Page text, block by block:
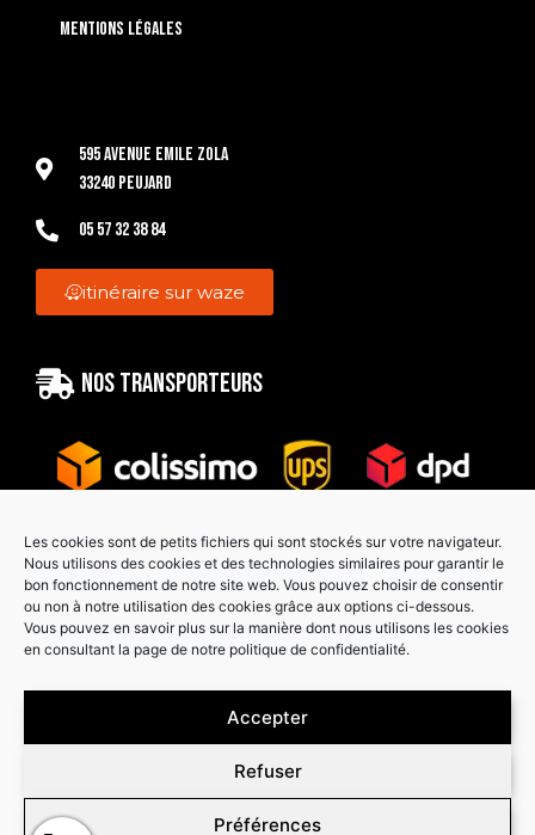
Les cookies sont de petits fichiers qui sont stockés sur votre navigateur.
Nous utilisons des cookies et des technologies similaires pour garantir le
bon fonctionnement de notre site web. Vous pouvez choisir de consentir
ou non à notre utilisation des cookies grâce aux options ci-dessous.
Vous pouvez en savoir plus sur la manière dont nous utilisons les cookies
en consultant la page de notre politique de confidentialité.
Accepter
Refuser
Préférences
Mentions légales
595 Avenue Emile Zola
33240 Peujard
05 57 32 38 84
itinéraire sur waze
Nos transporteurs
Paiement sécurisé